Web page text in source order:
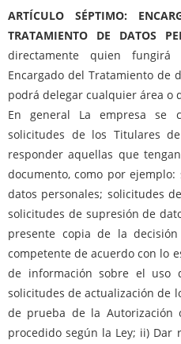
ARTÍCULO SÉPTIMO:
TRATAMIENTO DE DATOS
directamente quien fungirá
Encargado del Tratamiento de
podrá delegar cualquier área o
En general La empresa se
solicitudes de los Titulares
responder aquellas que
documento, como por
datos personales; solicitudes
solicitudes de supresión de
presente copia de la
competente de acuerdo con lo
de información sobre el uso
solicitudes de actualización de
de prueba de la Autorización
procedido según la Ley; ii) Dar